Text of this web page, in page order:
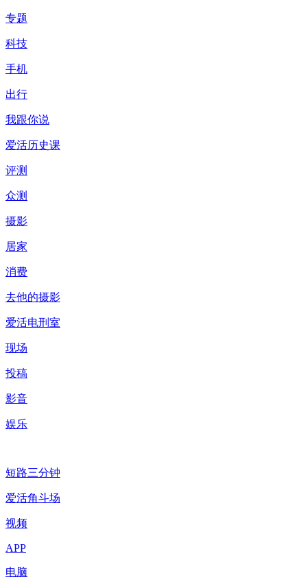
专题
科技
手机
出行
我跟你说
爱活历史课
评测
众测
摄影
居家
消费
去他的摄影
爱活电刑室
现场
投稿
影音
娱乐
短路三分钟
爱活角斗场
视频
APP
电脑